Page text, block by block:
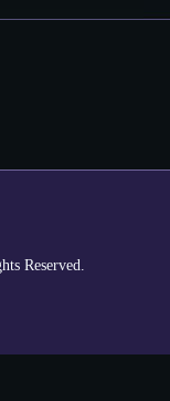
Reserved.